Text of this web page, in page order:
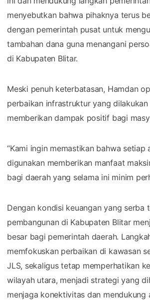
menyebutkan bahwa pihaknya terus
dengan pemerintah pusat untuk
tambahan dana guna menangani
di Kabupaten Blitar.
Meski penuh keterbatasan, Hamdan
perbaikan infrastruktur yang dilakukan
memberikan dampak positif bagi
“Kami ingin memastikan bahwa setiap
digunakan memberikan manfaat
bagi daerah yang selama ini minim
Dengan kondisi keuangan yang serba
pembangunan di Kabupaten Blitar
besar bagi pemerintah daerah.
memfokuskan perbaikan di kawasan
JLS, sekaligus tetap memperhatikan
wilayah utara, menjadi strategi yang
menjaga konektivitas dan mendukung